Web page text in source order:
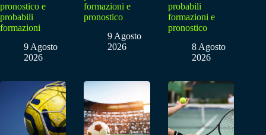
pronostico e
probabili
formazioni
9 Agosto
2026
formazioni e
pronostico
9 Agosto
2026
probabili
formazioni e
pronostico
8 Agosto
2026